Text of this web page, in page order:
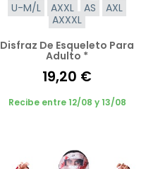
U-M/L AXXL AS
AXL
AXXXL
Disfraz De Esqueleto Para
Adulto *
19,20 €
Recibe entre 12/08 y 13/08